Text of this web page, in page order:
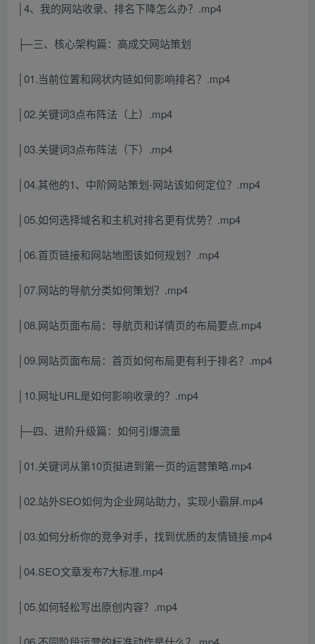
│4、我的网站收录、排名下降怎么办？.mp4
├─三、核心架构篇：高成交网站策划
│01.当前位置和网状内链如何影响排名？.mp4
│02.关键词3点布阵法（上）.mp4
│03.关键词3点布阵法（下）.mp4
│04.其他的1、中阶网站策划-网站该如何定位？.mp4
│05.如何选择域名和主机对排名更有优势？.mp4
│06.首页链接和网站地图该如何规划？.mp4
│07.网站的导航分类如何策划？.mp4
│08.网站页面布局：导航页和详情页的布局要点.mp4
│09.网站页面布局：首页如何布局更有利于排名？.mp4
│10.网址URL是如何影响收录的？.mp4
├─四、进阶升级篇：如何引爆流量
│01.关键词从第10页挺进到第一页的运营策略.mp4
│02.站外SEO如何为企业网站助力，实现小霸屏.mp4
│03.如何分析你的竞争对手，找到优质的友情链接.mp4
│04.SEO文章发布7大标准.mp4
│05.如何轻松写出原创内容？.mp4